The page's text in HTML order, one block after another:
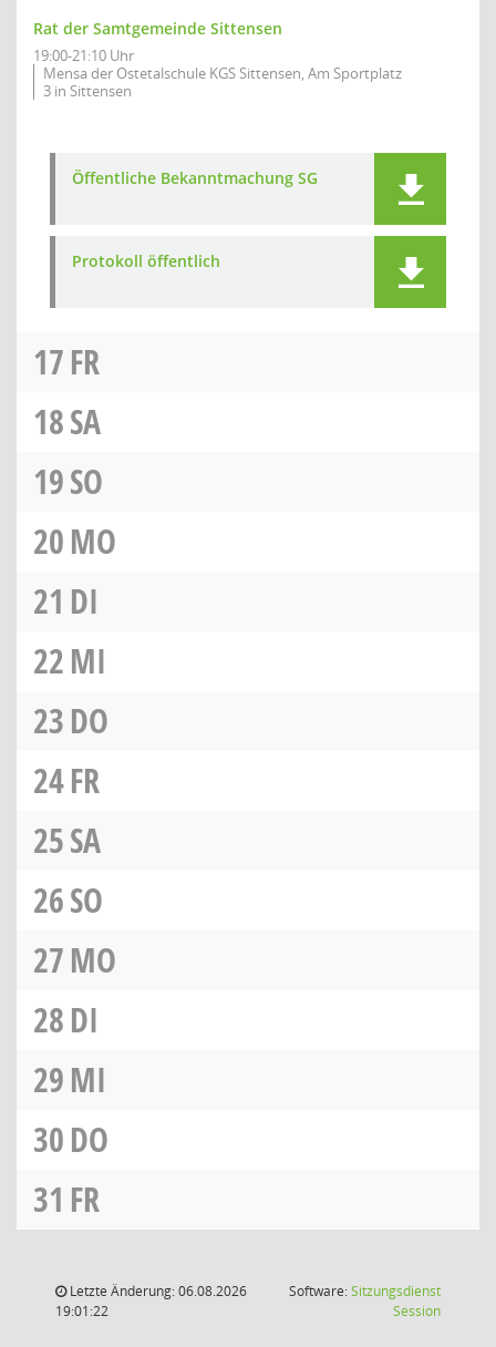
Rat der Samtgemeinde Sittensen
19:00-21:10 Uhr
Mensa der Ostetalschule KGS Sittensen, Am Sportplatz
3 in Sittensen
Öffentliche Bekanntmachung SG
Protokoll öffentlich
17FR
18SA
19SO
20MO
21 DI
22MI
23DO
24FR
25SA
26SO
27MO
28DI
29MI
30DO
31 FR
Letzte Änderung: 06.08.2026
19:01:22
Software:Sitzungsdienst
Session(Wird in